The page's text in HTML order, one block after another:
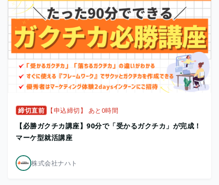
締切直前 【申込締切】 あと0時間
【必勝ガクチカ講座】90分で「受かるガクチカ」が完成！
マーケ型就活講座
株式会社ナハト